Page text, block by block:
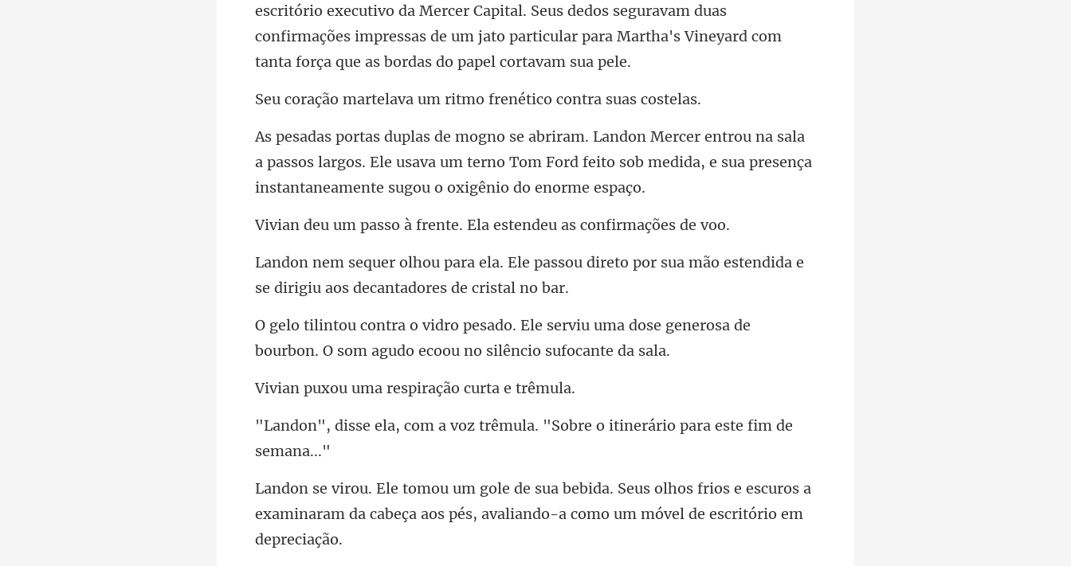
cutivo da Mercer Capital. Seus dedos seguravam duas
confirmações impressas de um jato pa
a um ritmo frenético
a sala
a passos largos. Ele usava um terno Tom Ford feito sob medida
frente. Ela estendeu a
ssou direto por sua mão estendida e
se d
serviu uma dose generosa de
bourbon. O so
ma respiração
z trêmula. "Sobre o itinerári
olhos frios e escuros a
examinaram da cabeça aos pés,